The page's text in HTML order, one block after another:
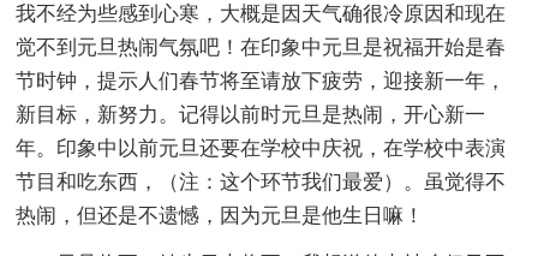
我不经为些感到心寒，大概是因天气确很冷原因和现在
觉不到元旦热闹气氛吧！在印象中元旦是祝福开始是春
节时钟，提示人们春节将至请放下疲劳，迎接新一年，
新目标，新努力。记得以前时元旦是热闹，开心新一
年。印象中以前元旦还要在学校中庆祝，在学校中表演
节目和吃东西，（注：这个环节我们最爱）。虽觉得不
热闹，但还是不遗憾，因为元旦是他生日嘛！